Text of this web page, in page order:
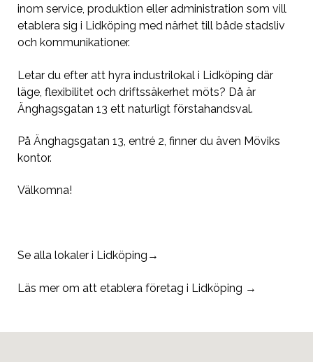
inom service, produktion eller administration som vill
etablera sig i Lidköping med närhet till både stadsliv
och kommunikationer.
Letar du efter att hyra industrilokal i Lidköping där
läge, flexibilitet och driftssäkerhet möts? Då är
Änghagsgatan 13 ett naturligt förstahandsval.
På Änghagsgatan 13, entré 2, finner du även Möviks
kontor.
Välkomna!
Se alla lokaler i Lidköping→
Läs mer om att etablera företag i Lidköping →